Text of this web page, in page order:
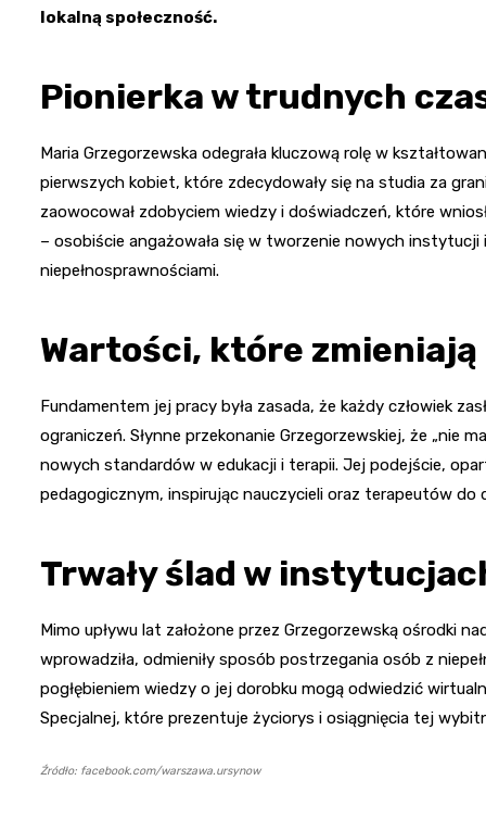
lokalną społeczność.
Pionierka w trudnych
Maria Grzegorzewska odegrała kluczową rolę w
pierwszych kobiet, które zdecydowały się na studia za
zaowocował zdobyciem wiedzy i doświadczeń, które
– osobiście angażowała się w tworzenie nowych
niepełnosprawnościami.
Wartości, które
Fundamentem jej pracy była zasada, że każdy człowiek
ograniczeń. Słynne przekonanie Grzegorzewskiej, że „nie
nowych standardów w edukacji i terapii. Jej podejście,
pedagogicznym, inspirując nauczycieli oraz terapeutów do
Trwały ślad w
Mimo upływu lat założone przez Grzegorzewską ośrodki
wprowadziła, odmieniły sposób postrzegania osób z
pogłębieniem wiedzy o jej dorobku mogą odwiedzić
Specjalnej, które prezentuje życiorys i osiągnięcia tej
Źródło: facebook.com/warszawa.ursynow